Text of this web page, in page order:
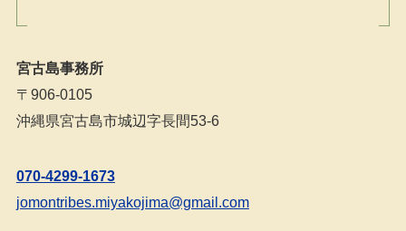
宮古島事務所
〒906-0105
沖縄県宮古島市城辺字長間53-6
070-4299-1673
jomontribes.miyakojima@gmail.com